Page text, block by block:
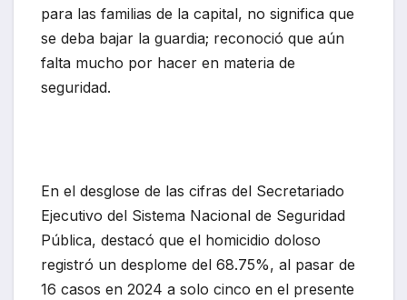
para las familias de la capital, no significa que
se deba bajar la guardia; reconoció que aún
falta mucho por hacer en materia de
seguridad.
En el desglose de las cifras del Secretariado
Ejecutivo del Sistema Nacional de Seguridad
Pública, destacó que el homicidio doloso
registró un desplome del 68.75%, al pasar de
16 casos en 2024 a solo cinco en el presente